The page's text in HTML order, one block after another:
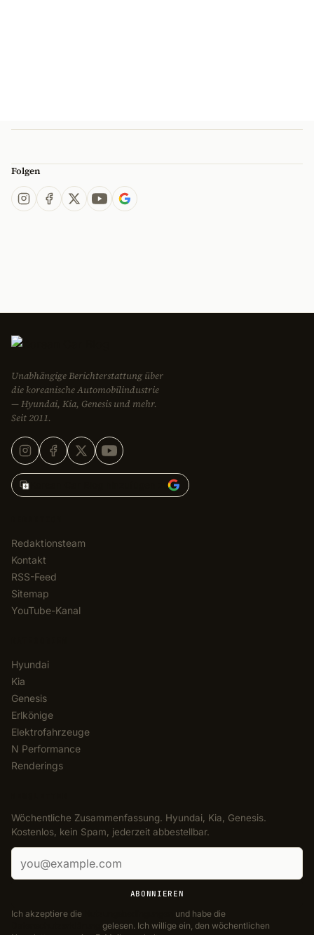
Folgen
Unabhängige Berichterstattung über
die koreanische Automobilindustrie
— Hyundai, Kia, Genesis und mehr.
Seit 2011.
Korean Car Blog hinzufügen zu
Redaktionsteam
Kontakt
RSS-Feed
Sitemap
YouTube-Kanal
Hyundai
Kia
Genesis
Erlkönige
Elektrofahrzeuge
N Performance
Renderings
Wöchentliche Zusammenfassung. Hyundai, Kia, Genesis.
Kostenlos, kein Spam, jederzeit abbestellbar.
E-Mail-Adresse
ABONNIEREN
Ich akzeptiere die
und habe die
gelesen. Ich willige ein, den wöchentlichen